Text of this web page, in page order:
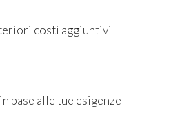
costi aggiuntivi
base alle tue esigenze